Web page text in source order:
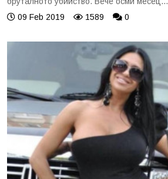
09 Feb 2019
1589 0